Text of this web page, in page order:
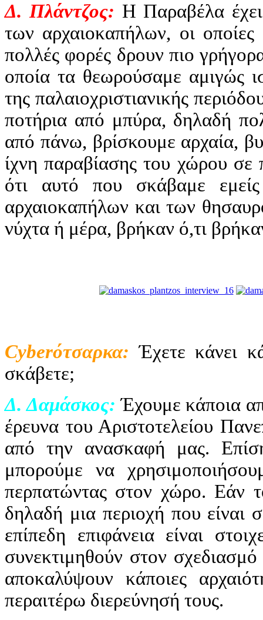
Δ. Πλάντζος: H Παραβέλα
των αρχαιοκαπήλων, οι οποίες
πολλές φορές δρουν πιο
οποία τα θεωρούσαμε αμιγώς
της παλαιοχριστιανικής
ποτήρια από μπύρα, δηλαδή
από πάνω, βρίσκουμε αρχαία,
ίχνη παραβίασης του χώρου
ότι αυτό που σκάβαμε
αρχαιοκαπήλων και των
νύχτα ή μέρα, βρήκαν ό,τι
Cyberότσαρκα: Έχετε κάνει
σκάβετε;
Δ. Δαμάσκος: Έχουμε κάποια
έρευνα του Αριστοτελείου
από την ανασκαφή μας.
μπορούμε να
περπατώντας στον χώρο. Εάν
δηλαδή μια περιοχή που
επίπεδη επιφάνεια είναι
συνεκτιμηθούν στον
αποκαλύψουν κάποιες
περαιτέρω διερεύνησή τους.